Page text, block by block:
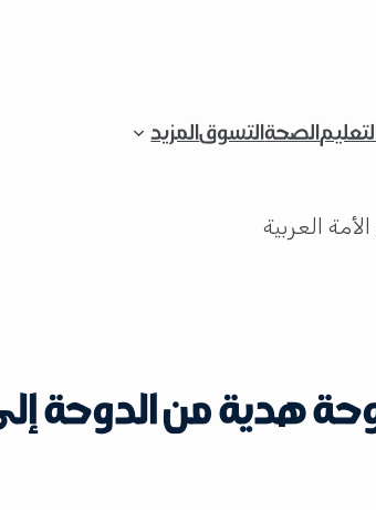
الصحةالتسوقالمزيد
هدية من الدوحة إلى